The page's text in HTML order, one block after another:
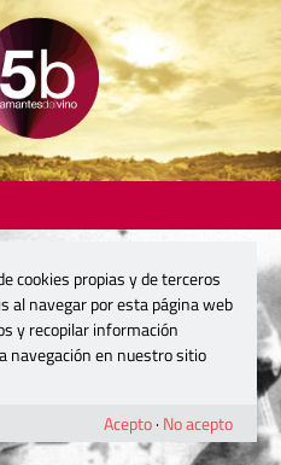
cookies propias y de terceros
al navegar por esta página web
y recopilar información
navegación en nuestro sitio
Acepto· No acepto